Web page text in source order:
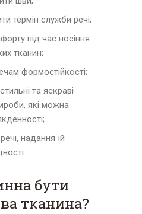
термін служби речі;
під час носіння
тканин;
формостійкості;
та яскраві
які можна
надання їй
бути
тканина?